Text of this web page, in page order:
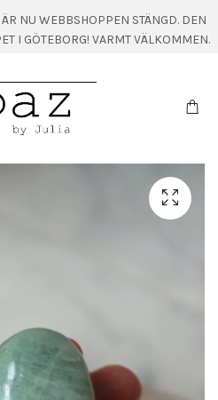
NU WEBBSHOPPEN STÄNGD. DEN
I GÖTEBORG! VARMT VÄLKOMMEN.